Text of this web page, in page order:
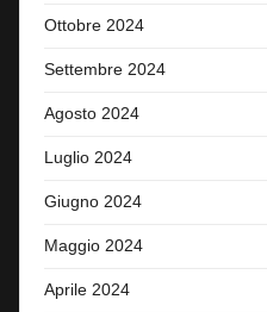
Ottobre 2024
Settembre 2024
Agosto 2024
Luglio 2024
Giugno 2024
Maggio 2024
Aprile 2024